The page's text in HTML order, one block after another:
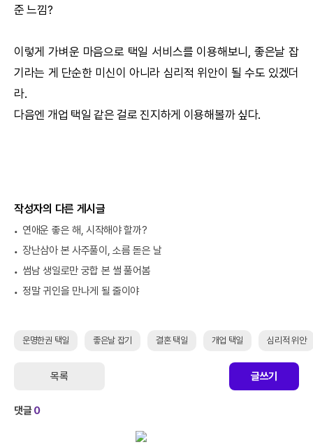
준 느낌?
이렇게 가벼운 마음으로 택일 서비스를 이용해보니, 좋은날 잡
기라는 게 단순한 미신이 아니라 심리적 위안이 될 수도 있겠더
라.
다음엔 개업 택일 같은 걸로 진지하게 이용해볼까 싶다.
작성자의 다른 게시글
연애운 좋은 해, 시작해야 할까?
장난삼아 본 사주풀이, 소름 돋은 날
썸남 생일로만 궁합 본 썰 풀어봄
정말 귀인을 만나게 될 줄이야
운명한권 택일 좋은날 잡기 결혼 택일 개업 택일 심리적 위안
목록 글쓰기
댓글0